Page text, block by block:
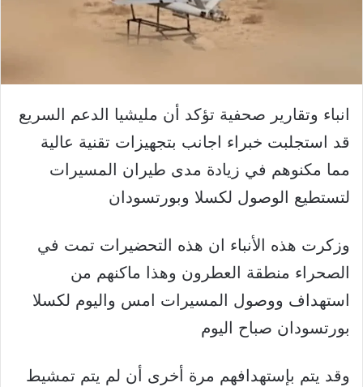
انباء وتقارير صحفية تؤكد أن مليشيا الدعم السريع
قد استجلبت خبراء اجانب بتجهيزات تقنية عالية
مما مكنوهم في زيادة مدى طيران المسيرات
لتستطيع الوصول لكسلا وبورتسودان
وزكرت هذه الأنباء ان هذه التحضيرات تمت في
الصحراء منطقة العطرون وهذا ماكنهم من
استهداف ووصول المسيرات امس واليوم لكسلا
بورتسودان صباح اليوم
وقد يتم بإستهدافهم مرة أخرى أن لم يتم تمشيط